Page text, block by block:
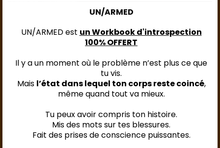
UN/ARMED
UN/ARMED est un Workbook d'introspection
100% OFFERT
Il y a un moment où le problème n’est plus ce que
tu vis.
Mais l’état dans lequel ton corps reste coincé,
même quand tout va mieux.
Tu peux avoir compris ton histoire.
Mis des mots sur tes blessures.
Fait des prises de conscience puissantes.